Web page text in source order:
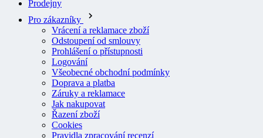
Pro zákazníky
Vrácení a reklamace zboží
Odstoupení od smlouvy
Prohlášení o přístupnosti
Logování
Všeobecné obchodní podmínky
Doprava a platba
Záruky a reklamace
Jak nakupovat
Řazení zboží
Cookies
Pravidla zpracování recenzí
Ochrana osobních údajů